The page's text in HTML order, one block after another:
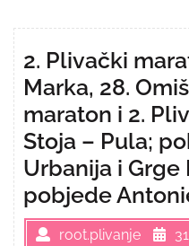
2. Plivački
Marka, 28.
maraton i 2.
Stoja – Pula;
Urbanija i
pobjede
root.plivanje